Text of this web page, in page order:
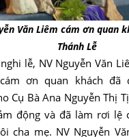
Văn Liêm cám ơn quan
Thánh Lễ
lễ, NV Nguyễn Văn
ơn quan khách đã
Cụ Bà Ana Nguyễn Thị
động và đã làm rơi lệ
cha mẹ. NV Nguyễn